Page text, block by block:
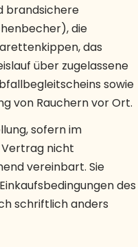
brandsichere
die
das
über zugelassene
sowie
von Rauchern vor Ort.
sofern im
nicht
vereinbart. Sie
des
schriftlich anders